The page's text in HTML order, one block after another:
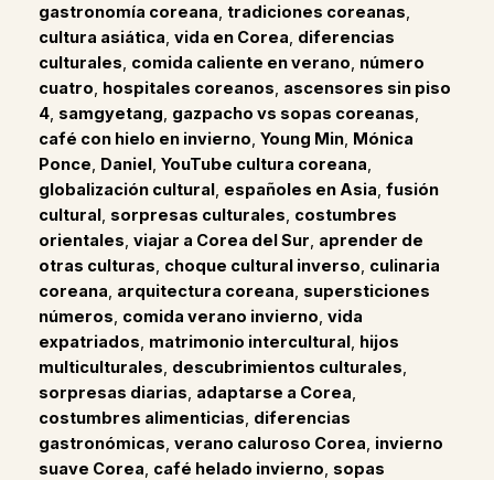
gastronomía coreana, tradiciones coreanas,
cultura asiática, vida en Corea, diferencias
culturales, comida caliente en verano, número
cuatro, hospitales coreanos, ascensores sin piso
4, samgyetang, gazpacho vs sopas coreanas,
café con hielo en invierno, Young Min, Mónica
Ponce, Daniel, YouTube cultura coreana,
globalización cultural, españoles en Asia, fusión
cultural, sorpresas culturales, costumbres
orientales, viajar a Corea del Sur, aprender de
otras culturas, choque cultural inverso, culinaria
coreana, arquitectura coreana, supersticiones
números, comida verano invierno, vida
expatriados, matrimonio intercultural, hijos
multiculturales, descubrimientos culturales,
sorpresas diarias, adaptarse a Corea,
costumbres alimenticias, diferencias
gastronómicas, verano caluroso Corea, invierno
suave Corea, café helado invierno, sopas